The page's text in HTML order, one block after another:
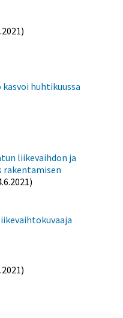
huhtikuussa
liikevaihdon ja
rakentamisen